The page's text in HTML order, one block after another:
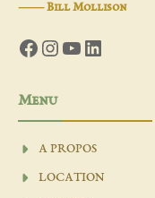
―Bill Mollison
Facebook
Instagram
YouTube
LinkedIn
Menu
A PROPOS
LOCATION